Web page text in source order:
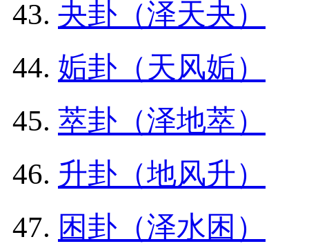
夬卦（泽天夬）
姤卦（天风姤）
萃卦（泽地萃）
升卦（地风升）
困卦（泽水困）